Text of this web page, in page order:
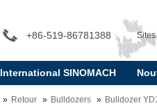
+86-519-86781388 Sites
International SINOMACH
Retour Bulldozers Bulldozer